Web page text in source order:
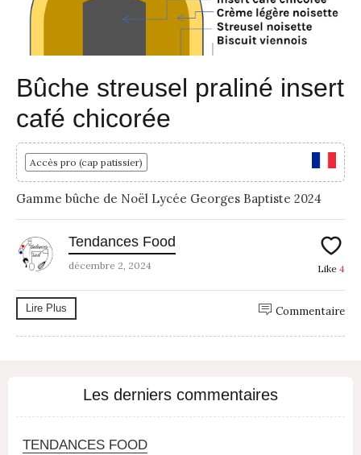
Bûche streusel praliné insert
café chicorée
Accès pro (cap patissier)
Gamme bûche de Noël Lycée Georges Baptiste 2024
Tendances Food
décembre 2, 2024 Like 4
Lire Plus Commentaire
Les derniers commentaires
TENDANCES FOOD